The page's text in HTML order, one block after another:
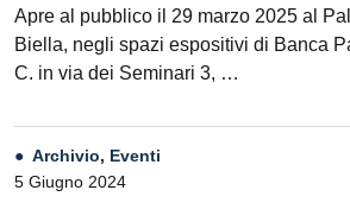
Apre al pubblico il 29 marzo 2025 al
Biella, negli spazi espositivi di Banca
C. in via dei Seminari 3, …
Archivio, Eventi
5 Giugno 2024